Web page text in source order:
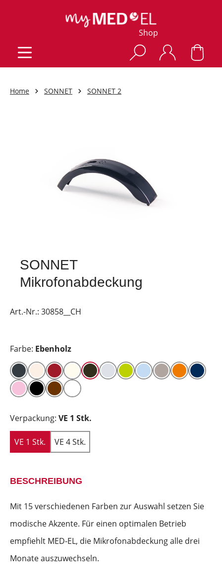
Shop
Home SONNET SONNET 2
SONNET
Mikrofonabdeckung
Art.-Nr.: 30858__CH
Farbe: Ebenholz
Verpackung: VE 1 Stk.
VE 1 Stk. VE 4 Stk.
BESCHREIBUNG
Mit 15 verschiedenen Farben zur Auswahl setzen Sie
modische Akzente. Für einen optimalen Betrieb
empfiehlt MED-EL, die Mikrofonabdeckung alle drei
Monate auszuwechseln.